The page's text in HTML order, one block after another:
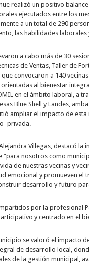
realizó un positivo
ejecutados entre los
a un total de 290
las habilidades
a cabo más de 30
de Ventas, Taller de
que convocaron a 140
al bienestar
en el ámbito laboral, a
Blue Shell y Landes,
ampliar el impacto de
Villegas, destacó
“para nosotros como
de nuestras vecinas y
emocional y promueven
desarrollo y futuro
por la profesional
y centrado en el
se valoró el impacto
de desarrollo local,
de la gestión municipal,